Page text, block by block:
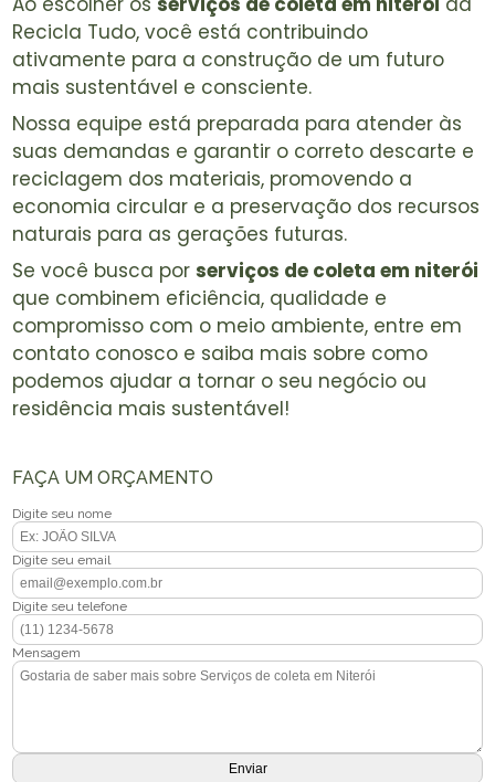
Recicla Tudo, você está contribuindo
ativamente para a construção de um futuro
mais sustentável e consciente.
Nossa equipe está preparada para atender às
suas demandas e garantir o correto descarte e
reciclagem dos materiais, promovendo a
economia circular e a preservação dos recursos
naturais para as gerações futuras.
Se você busca porserviços de coleta em niterói
que combinem eficiência, qualidade e
compromisso com o meio ambiente, entre em
contato conosco e saiba mais sobre como
podemos ajudar a tornar o seu negócio ou
residência mais sustentável!
FAÇA UM ORÇAMENTO
Digite seu nome
Digite seu email
Digite seu telefone
Mensagem